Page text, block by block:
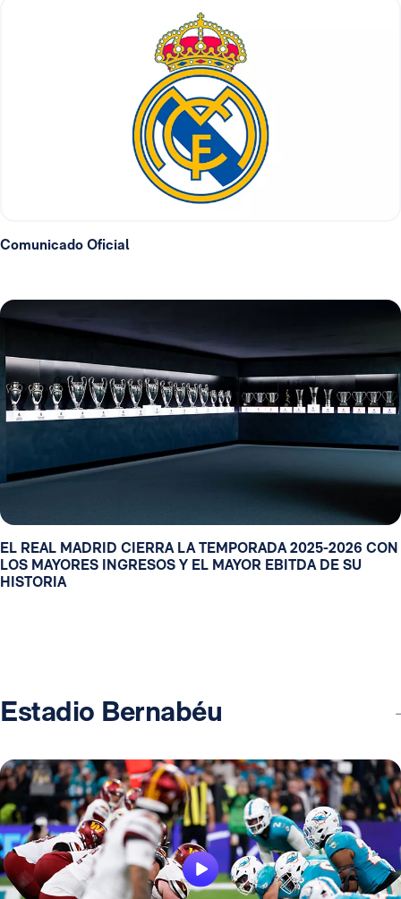
Comunicado Oficial
EL REAL MADRID CIERRA LA TEMPORADA 2025-2026 CON
LOS MAYORES INGRESOS Y EL MAYOR EBITDA DE SU
HISTORIA
Estadio Bernabéu